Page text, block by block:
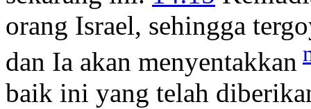
orang Israel, sehingga
dan Ia akan menyentakkan
baik ini yang telah